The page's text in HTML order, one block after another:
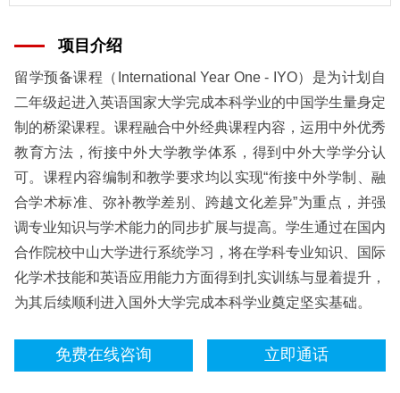
项目介绍
留学预备课程（International Year One - IYO）是为计划自
二年级起进入英语国家大学完成本科学业的中国学生量身定
制的桥梁课程。课程融合中外经典课程内容，运用中外优秀
教育方法，衔接中外大学教学体系，得到中外大学学分认
可。课程内容编制和教学要求均以实现“衔接中外学制、融
合学术标准、弥补教学差别、跨越文化差异”为重点，并强
调专业知识与学术能力的同步扩展与提高。学生通过在国内
合作院校中山大学进行系统学习，将在学科专业知识、国际
化学术技能和英语应用能力方面得到扎实训练与显着提升，
为其后续顺利进入国外大学完成本科学业奠定坚实基础。
免费在线咨询 立即通话